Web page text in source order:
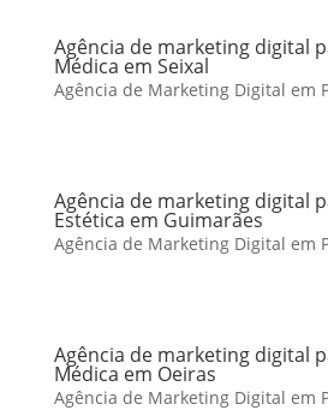
Agência de marketing digital
Médica em Seixal
Agência de Marketing Digital em
Agência de marketing digital
Estética em Guimarães
Agência de Marketing Digital em
Agência de marketing digital
Médica em Oeiras
Agência de Marketing Digital em